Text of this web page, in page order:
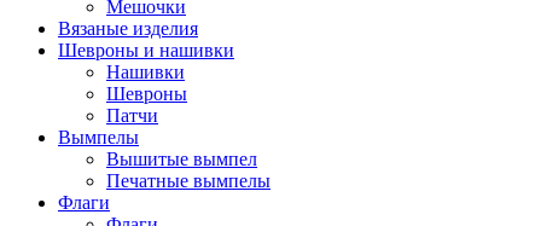
Мешочки
Вязаные изделия
Шевроны и нашивки
Нашивки
Шевроны
Патчи
Вымпелы
Вышитые вымпел
Печатные вымпелы
Флаги